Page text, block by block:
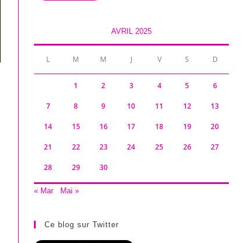
AVRIL 2025
L M M J V S D
1 2 3 4 5 6
7 8 9 10 11 12 13
14 15 16 17 18 19 20
21 22 23 24 25 26 27
28 29 30
« Mar Mai »
Ce blog sur Twitter